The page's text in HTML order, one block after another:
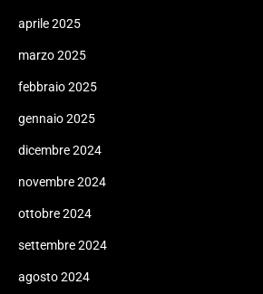
aprile 2025
marzo 2025
febbraio 2025
gennaio 2025
dicembre 2024
novembre 2024
ottobre 2024
settembre 2024
agosto 2024